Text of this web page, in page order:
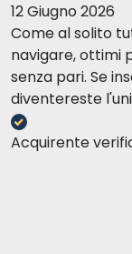
12 Giugno 2026
Come al solito
navigare, ottimi
senza pari. Se
diventereste
Acquirente